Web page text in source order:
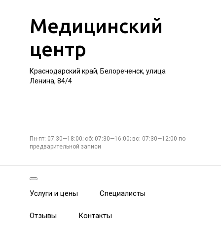
Медицинский
центр
Краснодарский край, Белореченск, улица
Ленина, 84/4
Пн-пт: 07:30—18:00; сб: 07:30—16:00; вс: 07:30—12:00 по
предварительной записи
Услуги и цены Специалисты
Отзывы Контакты